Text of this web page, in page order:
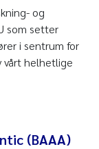
og
som setter
i sentrum for
vårt helhetlige
(BAAA)